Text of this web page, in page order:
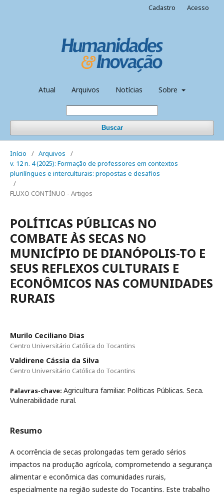
Atual Arquivos Notícias Sobre
Buscar
Cadastro Acesso
Início / Arquivos
/
v. 12 n. 4 (2025): Formação de professores em contextos
plurilíngues e interculturais: propostas e desafios
/
FLUXO CONTÍNUO - Artigos
POLÍTICAS PÚBLICAS NO
COMBATE ÀS SECAS NO
MUNICÍPIO DE DIANÓPOLIS-TO E
SEUS REFLEXOS CULTURAIS E
ECONÔMICOS NAS COMUNIDADES
RURAIS
Murilo Ceciliano Dias
Centro Universitário Católica do Tocantins
Valdirene Cássia da Silva
Centro Universitário Católica do Tocantins
Palavras-chave: Agricultura familiar. Políticas Públicas. Seca.
Vulnerabilidade rural.
Resumo
A ocorrência de secas prolongadas tem gerado sérios
impactos na produção agrícola, comprometendo a segurança
alimentar e econômica das comunidades rurais,
especialmente na região sudeste do Tocantins. Este trabalho